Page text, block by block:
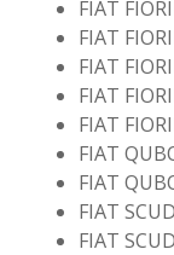
FIAT
FIAT
FIAT
FIAT
FIAT
FIAT
FIAT
FIAT
FIAT